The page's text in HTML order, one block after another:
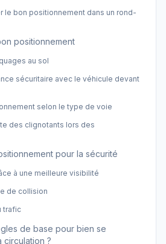
le bon positionnement dans un rond-
positionnement
au sol
sécuritaire avec le véhicule devant
selon le type de voie
des clignotants lors des
pour la sécurité
à une meilleure visibilité
de collision
trafic
de base pour bien se
circulation ?